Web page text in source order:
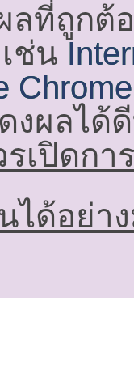
ลที่ถูกต้
เช่น
งผลได้
เปิดกา
ได้อย่า